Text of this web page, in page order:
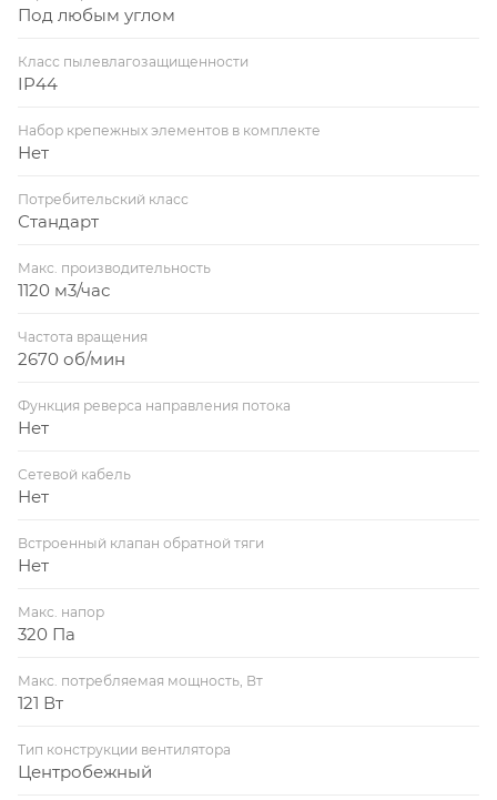
Под любым углом
Класс пылевлагозащищенности
IP44
Набор крепежных элементов в комплекте
Нет
Потребительский класс
Стандарт
Макс. производительность
1120 м3/час
Частота вращения
2670 об/мин
Функция реверса направления потока
Нет
Сетевой кабель
Нет
Встроенный клапан обратной тяги
Нет
Макс. напор
320 Па
Макс. потребляемая мощность, Вт
121 Вт
Тип конструкции вентилятора
Центробежный